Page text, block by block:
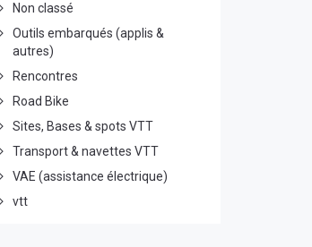
Non classé
Outils embarqués (applis &
autres)
Rencontres
Road Bike
Sites, Bases & spots VTT
Transport & navettes VTT
VAE (assistance électrique)
vtt